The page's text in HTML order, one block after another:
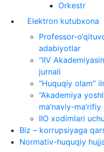
Orkestr
Elektron kutubxona
Professor-
adabiyotlar
“IIV
jurnali
“Huquqiy olam”
“Akademiya
ma’naviy-
IIO xodimlari
Biz – korrupsiyaga
Normativ-huquqiy